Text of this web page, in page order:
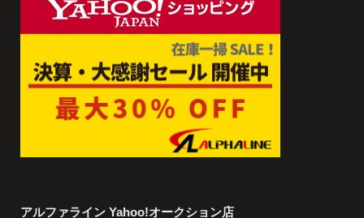
アルファライン Yahoo!オークション店